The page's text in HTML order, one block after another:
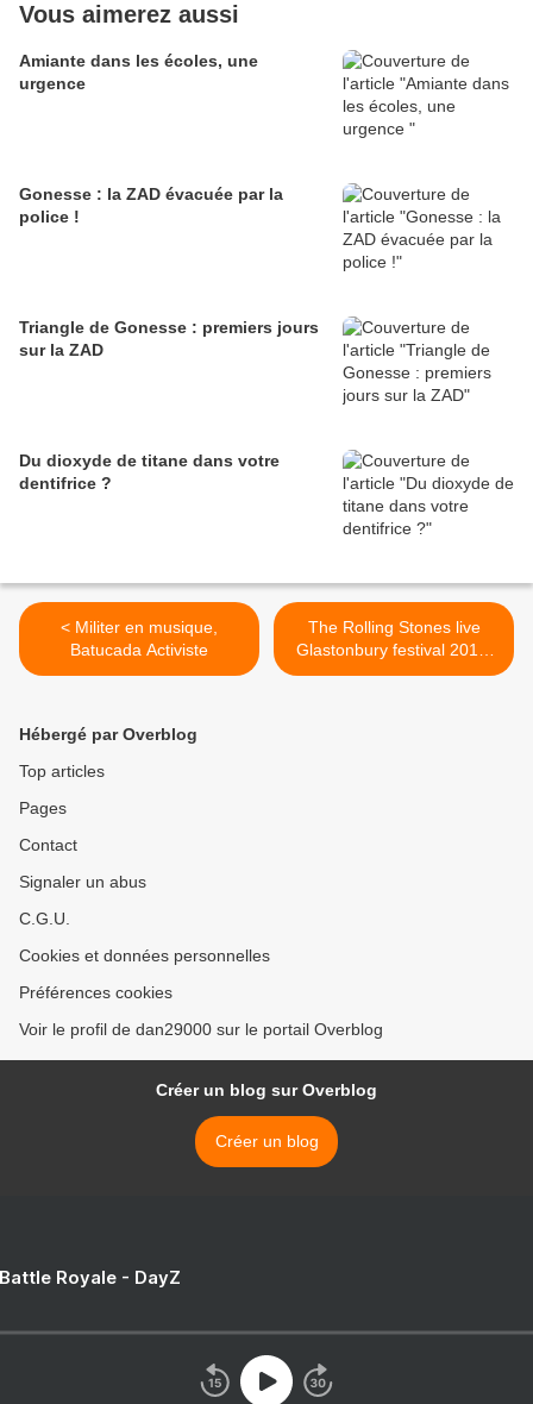
Vous aimerez aussi
Amiante dans les écoles, une
urgence
Gonesse : la ZAD évacuée par la
police !
Triangle de Gonesse : premiers jours
sur la ZAD
Du dioxyde de titane dans votre
dentifrice ?
< Militer en musique,
Batucada Activiste
The Rolling Stones live
Glastonbury festival 2013,
full concert >
Hébergé par Overblog
Top articles
Pages
Contact
Signaler un abus
C.G.U.
Cookies et données personnelles
Préférences cookies
Voir le profil de dan29000 sur le portail Overblog
Créer un blog sur Overblog
Créer un blog
Royale - DayZ